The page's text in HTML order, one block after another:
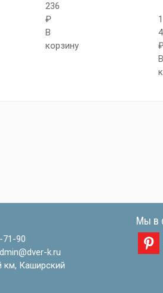
236
₽
В
корзину
1
В
71-90
k.ru
Каширский
Мы в